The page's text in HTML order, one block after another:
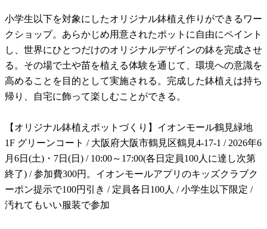
小学生以下を対象にしたオリジナル鉢植え作りができるワー
クショップ。あらかじめ用意されたポットに自由にペイント
し、世界にひとつだけのオリジナルデザインの鉢を完成させ
る。その場で土や苗を植える体験を通じて、環境への意識を
高めることを目的として実施される。完成した鉢植えは持ち
帰り、自宅に飾って楽しむことができる。
【オリジナル鉢植えポットづくり】イオンモール鶴見緑地
1F グリーンコート / 大阪府大阪市鶴見区鶴見4-17-1 / 2026年6
月6日(土)・7日(日) / 10:00～17:00(各日定員100人に達し次第
終了) / 参加費300円。イオンモールアプリのキッズクラブク
ーポン提示で100円引き / 定員各日100人 / 小学生以下限定 /
汚れてもいい服装で参加